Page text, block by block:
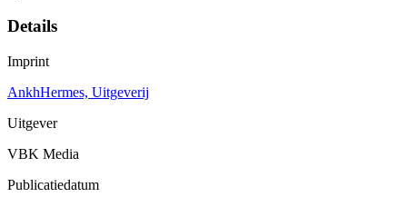
Details
Imprint
AnkhHermes, Uitgeverij
Uitgever
VBK Media
Publicatiedatum